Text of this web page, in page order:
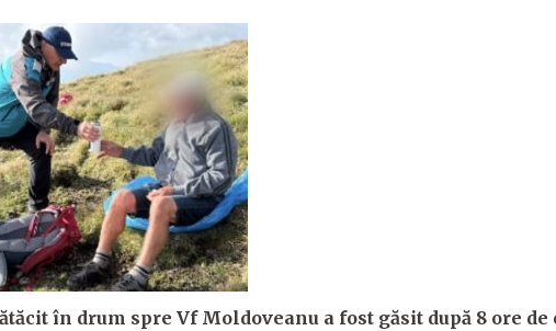
în drum spre Vf Moldoveanu a fost găsit după 8 ore de